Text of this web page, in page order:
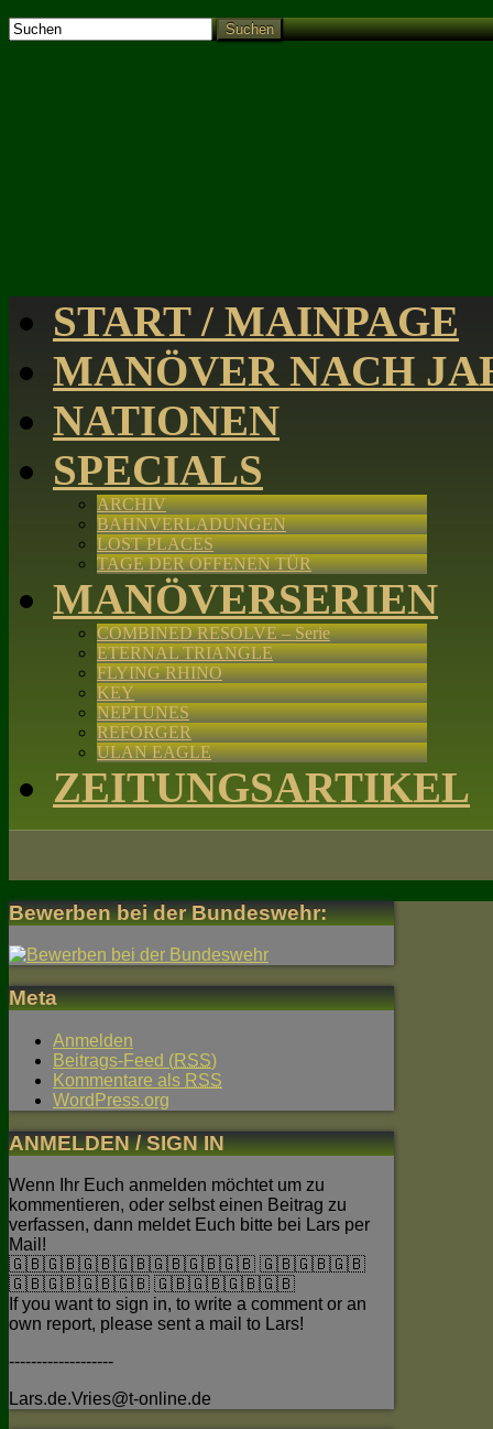
Suchen
START / MAINPAGE
MANÖVER NACH
NATIONEN
SPECIALS
ARCHIV
BAHNVERLADUNGEN
LOST PLACES
TAGE DER OFFENEN TÜR
MANÖVERSERIEN
COMBINED RESOLVE – Serie
ETERNAL TRIANGLE
FLYING RHINO
KEY
NEPTUNES
REFORGER
ULAN EAGLE
ZEITUNGSARTIKEL
Bewerben bei der Bundeswehr:
Meta
Anmelden
Beitrags-Feed (RSS)
Kommentare als RSS
WordPress.org
ANMELDEN / SIGN IN
Wenn Ihr Euch anmelden möchtet um zu
kommentieren, oder selbst einen Beitrag zu
verfassen, dann meldet Euch bitte bei Lars per
Mail!
🇬🇧🇬🇧🇬🇧🇬🇧🇬🇧🇬🇧🇬🇧 🇬🇧🇬🇧🇬🇧
🇬🇧🇬🇧🇬🇧🇬🇧 🇬🇧🇬🇧🇬🇧🇬🇧
If you want to sign in, to write a comment or an
own report, please sent a mail to Lars!
-------------------
Lars.de.Vries@t-online.de